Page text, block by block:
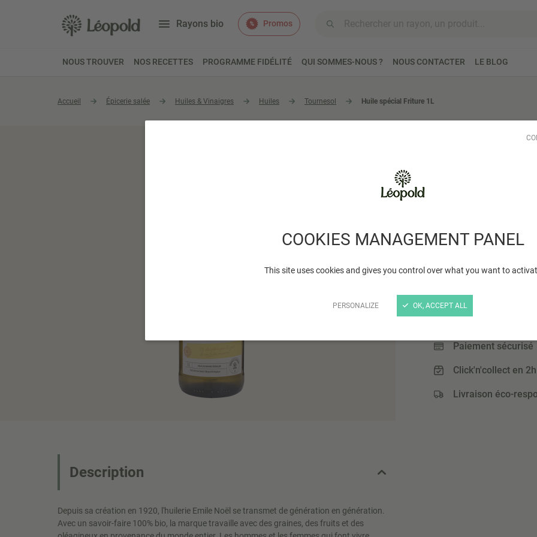
COOKIES MANAGEMENT PANEL
This site uses cookies and gives you control over what you want to
PERSONALIZE OK, ACCEPT ALL
Rayons bio
NOUS TROUVER NOS RECETTES PROGRAMME FIDÉLITÉ QUI SOMMES-NOUS ? NOUS CONTACTER LE BLOG
Promos
Accueil Épicerie salée Huiles & Vinaigres Huiles Tournesol Huile spécial Friture 1L
Cette huile est sans
Paiement sécurisé
Click'n'collect en 2h
Livraison éco-
Description
Depuis sa création en 1920, l'huilerie Emile Noël se transmet de génération en génération.
Avec un savoir-faire 100% bio, la marque travaille avec des graines, des fruits et des